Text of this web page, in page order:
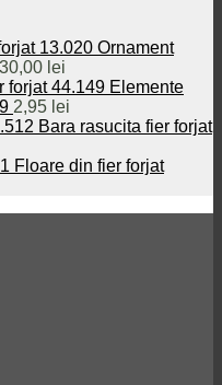
59,50 lei.
Ornament
30,00 lei
Elemente
2,95 lei
Bara rasucita fier forjat
Floare din fier forjat